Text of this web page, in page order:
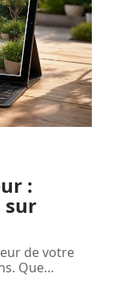
:
sur
de votre
Que…